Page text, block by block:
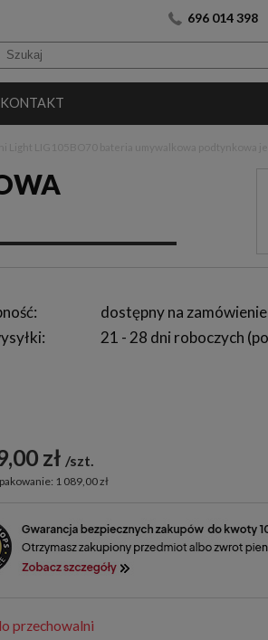
696 014 398
KONTAKT
dostępny na zamówienie
21 - 28 dni roboczych
zł szt.
1 089,00 zł
przechowalni